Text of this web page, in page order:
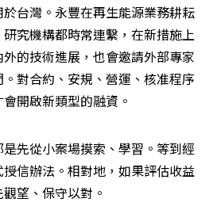
台灣。永豐在再生能源業務耕耘
究機構都時常連繫，在新措施上
的技術進展，也會邀請外部專家
對合約、安規、營運、核准程序
開啟新類型的融資。
先從小案場摸索、學習。等到經
信辦法。相對地，如果評估收益
望、保守以對。